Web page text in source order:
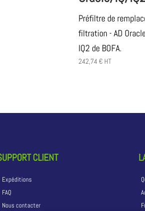
Préfiltre de
filtration - AD
IQ2 de BOFA.
242,74€ HT
CLIENT
Expéditions
FAQ
Nous contacter